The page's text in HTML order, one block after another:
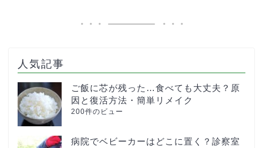
人気記事
ご飯に芯が残った…食べても大丈夫？原
因と復活方法・簡単リメイク
200件のビュー
病院でベビーカーはどこに置く？診察室